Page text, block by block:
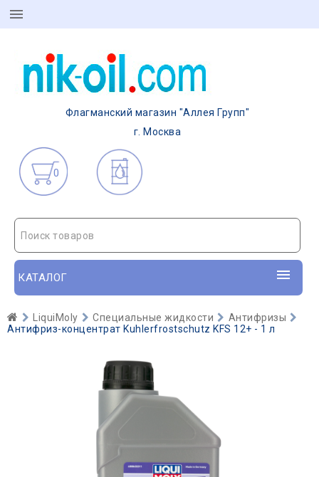
Флагманский магазин "Аллея Групп"
г. Москва
0
Поиск товаров
КАТАЛОГ
LiquiMoly Специальные жидкости
Антифризы
Антифриз-концентрат Kuhlerfrostschutz KFS 12+ - 1 л